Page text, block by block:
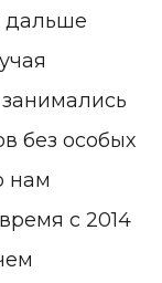
дальше
без особых
нам
с 2014